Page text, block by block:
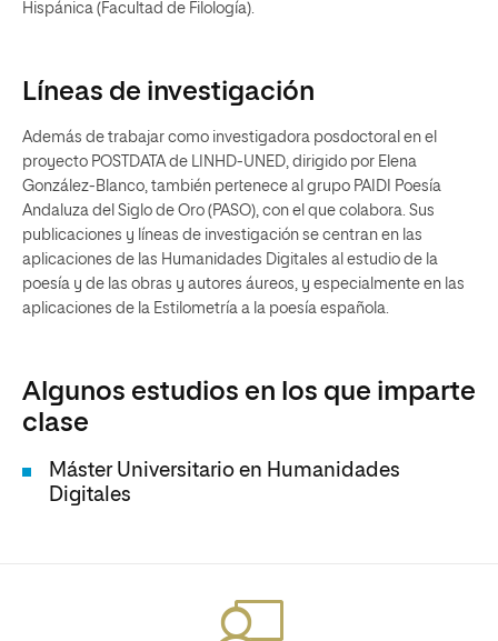
Hispánica (Facultad de Filología).
Líneas de investigación
Además de trabajar como investigadora posdoctoral en el
proyecto POSTDATA de LINHD-UNED, dirigido por Elena
González-Blanco, también pertenece al grupo PAIDI Poesía
Andaluza del Siglo de Oro (PASO), con el que colabora. Sus
publicaciones y líneas de investigación se centran en las
aplicaciones de las Humanidades Digitales al estudio de la
poesía y de las obras y autores áureos, y especialmente en las
aplicaciones de la Estilometría a la poesía española.
Algunos estudios en los que imparte
clase
Máster Universitario en Humanidades
Digitales